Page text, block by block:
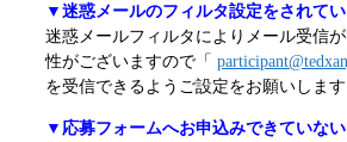
▼迷惑メールのフィルタ設定をされて
迷惑メールフィルタによりメール受信
性がございますので「
を受信できるようご設定をお願いします
▼応募フォームへお申込みできていない